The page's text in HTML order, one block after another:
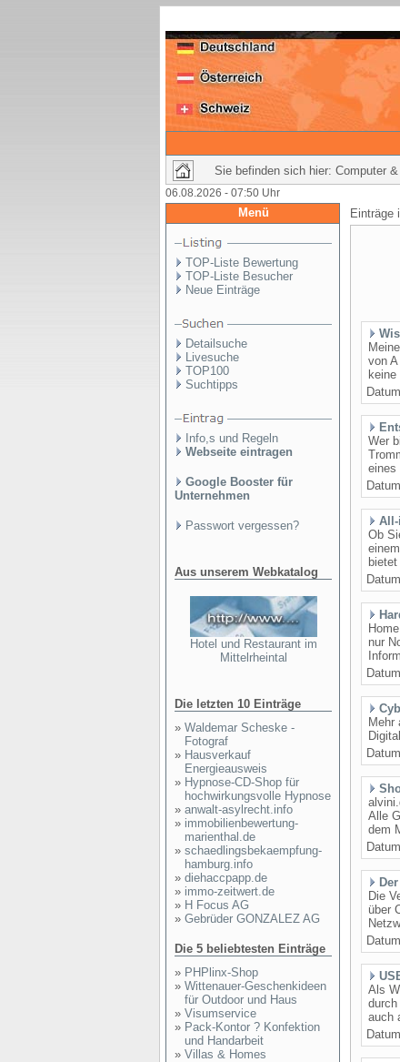
Sie befinden sich hier: Computer
06.08.2026 - 07:50 Uhr
Menü
TOP-Liste Bewertung
TOP-Liste Besucher
Neue Einträge
Detailsuche
Livesuche
TOP100
Suchtipps
Info,s und Regeln
Webseite eintragen
Google Booster für
Unternehmen
Passwort vergessen?
Aus unserem Webkatalog
Hotel und Restaurant im
Mittelrheintal
Die letzten 10 Einträge
» Waldemar Scheske -
Fotograf
» Hausverkauf
Energieausweis
» Hypnose-CD-Shop für
hochwirkungsvolle Hypnose
» anwalt-asylrecht.info
» immobilienbewertung-
marienthal.de
» schaedlingsbekaempfung-
hamburg.info
» diehaccpapp.de
» immo-zeitwert.de
» H Focus AG
» Gebrüder GONZALEZ AG
Die 5 beliebtesten Einträge
» PHPlinx-Shop
» Wittenauer-Geschenkideen
für Outdoor und Haus
» Visumservice
» Pack-Kontor ? Konfektion
und Handarbeit
» Villas & Homes
Einträge
von
Wer
eines
All-
Ob
nur
Mehr
Alle
dem
Die
über
Als
auch